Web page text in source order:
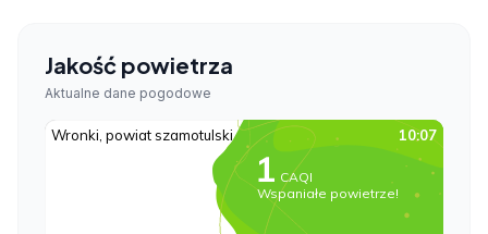
Jakość powietrza
Aktualne dane pogodowe